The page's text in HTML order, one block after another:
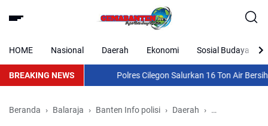
HOME Nasional Daerah Ekonomi Sosial Budaya
BREAKING NEWS Polres Cilegon Salurkan 16 Ton Air Bersih,
Beranda Balaraja Banten Info polisi Daerah Nasional